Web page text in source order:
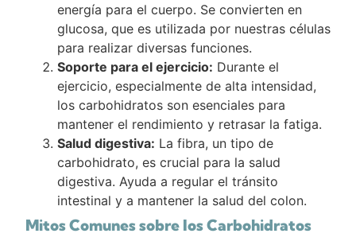
energía para el cuerpo. Se convierten en
glucosa, que es utilizada por nuestras células
para realizar diversas funciones.
Soporte para el ejercicio: Durante el
ejercicio, especialmente de alta intensidad,
los carbohidratos son esenciales para
mantener el rendimiento y retrasar la fatiga.
Salud digestiva: La fibra, un tipo de
carbohidrato, es crucial para la salud
digestiva. Ayuda a regular el tránsito
intestinal y a mantener la salud del colon.
Mitos Comunes sobre los Carbohidratos